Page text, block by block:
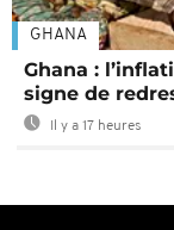
GHANA
Ghana :
signe de
Il y a 17 heures